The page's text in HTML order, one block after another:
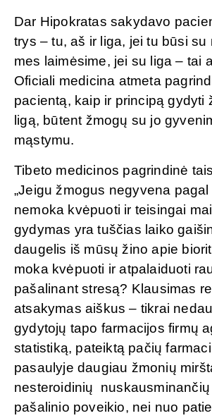
Dar Hipokratas sakydavo
trys – tu, aš ir liga, jei tu būsi su
mes laimėsime, jei su liga – tai
Oficiali medicina atmeta
pacientą, kaip ir principą gydyti
ligą, būtent žmogų su jo
mąstymu.
Tibeto medicinos pagrindinė
„Jeigu žmogus negyvena
nemoka kvėpuoti ir teisingai
gydymas yra tuščias laiko
daugelis iš mūsų žino apie
moka kvėpuoti ir atpalaiduoti
pašalinant stresą? Klausimas
atsakymas aiškus – tikrai
gydytojų tapo farmacijos firmų
statistiką, pateiktą pačių
pasaulyje daugiau žmonių
nesteroidinių nuskausminančių
pašalinio poveikio, nei nuo